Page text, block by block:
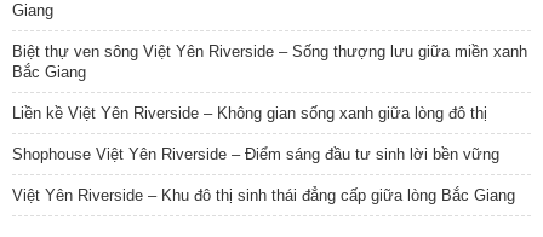
Giang
Biệt thự ven sông Việt Yên Riverside – Sống thượng lưu giữa miền xanh
Bắc Giang
Liền kề Việt Yên Riverside – Không gian sống xanh giữa lòng đô thị
Shophouse Việt Yên Riverside – Điểm sáng đầu tư sinh lời bền vững
Việt Yên Riverside – Khu đô thị sinh thái đẳng cấp giữa lòng Bắc Giang